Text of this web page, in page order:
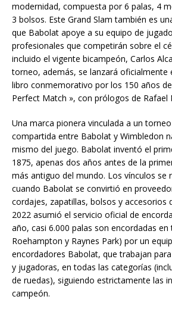
modernidad, compuesta por 6 palas, 4
3 bolsos. Este Grand Slam también es
que Babolat apoye a su equipo de
profesionales que competirán sobre el
incluido el vigente bicampeón, Carlos
torneo, además, se lanzará oficialmente
libro conmemorativo por los 150 años
Perfect Match », con prólogos de Rafael
Una marca pionera vinculada a un
compartida entre Babolat y Wimbledon
mismo del juego. Babolat inventó el
1875, apenas dos años antes de la
más antiguo del mundo. Los vínculos se
cuando Babolat se convirtió en
cordajes, zapatillas, bolsos y accesorios
2022 asumió el servicio oficial de
año, casi 6.000 palas son encordadas en
Roehampton y Raynes Park) por un
encordadores Babolat, que trabajan
y jugadoras, en todas las categorías
de ruedas), siguiendo estrictamente las
campeón.